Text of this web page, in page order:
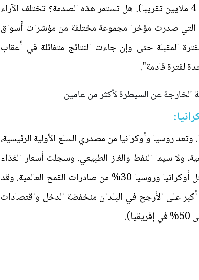
المشاركة بحوالي 1,5% عن مستويات ما قبل الجائحة (انخفاض عدد العمالة بحوالي 4 ملايين تقريبا). هل تستمر هذه الصدمة؟ تختلف الآراء
في هذا الشأن. تتناول دراسة Alex Domash and Larry Suumers (2022) التي صدرت مؤخرا مجموعة مختلفة من مؤشرات أسواق
المقبلة حتى وإن جاءت النتائج متفائلة في أعقاب
الخارجة عن السيطرة لأكثر من عامين
روسيا وأوكرانيا من مصدري السلع الأولية الرئيسية،
ولا سيما النفط والغاز الطبيعي. وسجلت أسعار الغذاء
ارتفاعا مفاجئا أيضا. فقد ارتفعت أسعار القمح إلى مستويات غير مسبوقة – حيث تمثل أوكرانيا وروسيا 30% من صادرات القمح العالمية. وقد
على الأرجح في البلدان منخفضة الدخل واقتصادات